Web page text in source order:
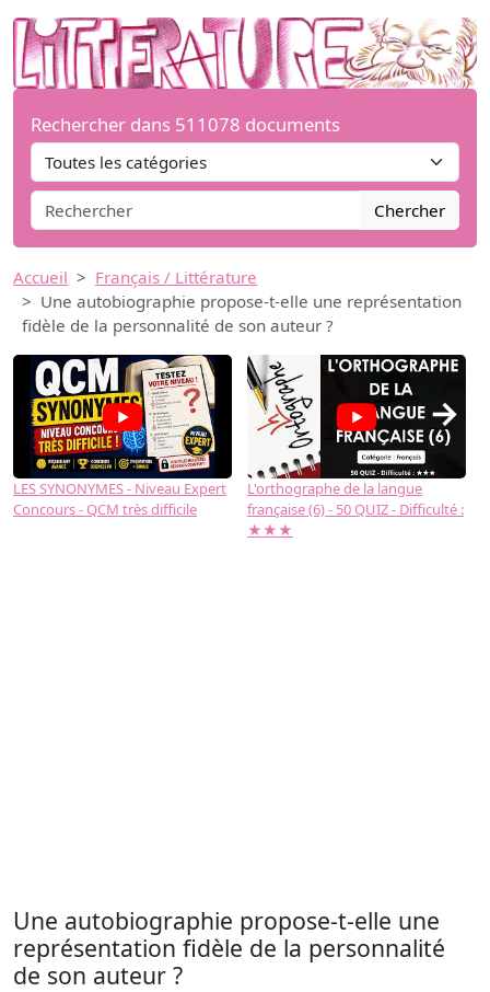
Rechercher dans 511078 documents
Chercher
Accueil
Français / Littérature
Une autobiographie propose-t-elle une représentation
fidèle de la personnalité de son auteur ?
LES SYNONYMES - Niveau Expert
Concours - QCM très difficile
L'orthographe de la langue
française (6) - 50 QUIZ - Difficulté :
★★★
→
Une autobiographie propose-t-elle une
représentation fidèle de la personnalité
de son auteur ?